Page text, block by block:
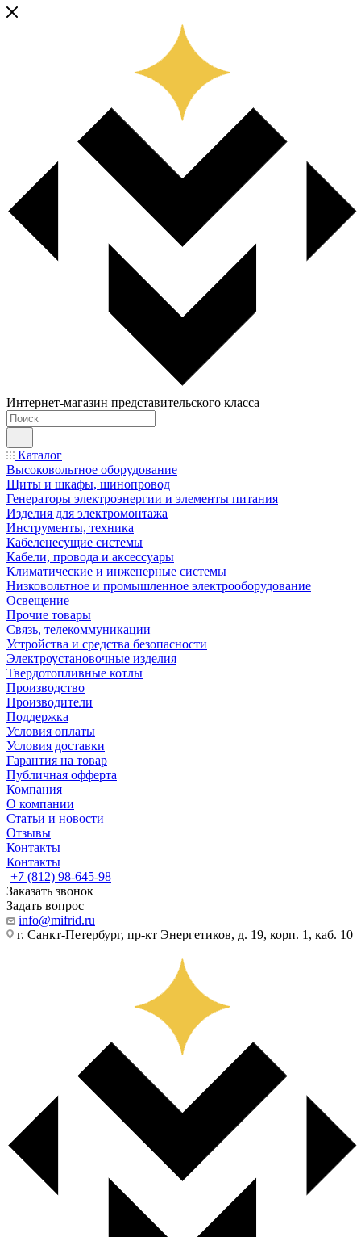
Интернет-магазин представительского класса
Каталог
Высоковольтное оборудование
Щиты и шкафы, шинопровод
Генераторы электроэнергии и элементы питания
Изделия для электромонтажа
Инструменты, техника
Кабеленесущие системы
Кабели, провода и аксессуары
Климатические и инженерные системы
Низковольтное и промышленное электрооборудование
Освещение
Прочие товары
Связь, телекоммуникации
Устройства и средства безопасности
Электроустановочные изделия
Твердотопливные котлы
Производство
Производители
Поддержка
Условия оплаты
Условия доставки
Гарантия на товар
Публичная офферта
Компания
О компании
Статьи и новости
Отзывы
Контакты
Контакты
+7 (812) 98-645-98
Заказать звонок
Задать вопрос
info@mifrid.ru
г. Санкт-Петербург, пр-кт Энергетиков, д. 19, корп. 1, каб. 10